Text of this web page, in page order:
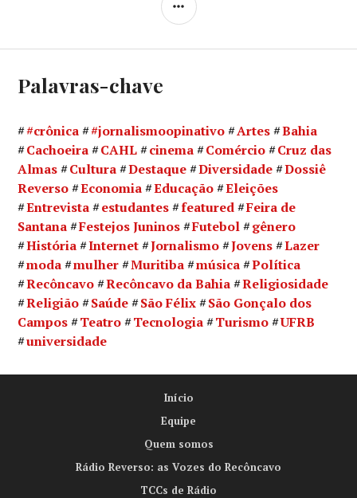
Palavras-chave
#crônica #jornalismoopinativo Artes
Bahia
Cachoeira
CAHL cinema Comércio
Cruz das
Almas
Cultura Destaque Diversidade
Dossiê
Reverso
Economia Educação
Eleições
Entrevista
estudantes featured
Feira de
Santana
Festejos Juninos Futebol
gênero
História
Internet Jornalismo Jovens
Lazer
moda
mulher Muritiba música
Política
Recôncavo
Recôncavo da Bahia
Religiosidade
Religião
Saúde São Félix
São Gonçalo dos
Campos
Teatro Tecnologia Turismo
UFRB
universidade
Início
Equipe
Quem somos
Rádio Reverso: as Vozes do Recôncavo
TCCs de Rádio